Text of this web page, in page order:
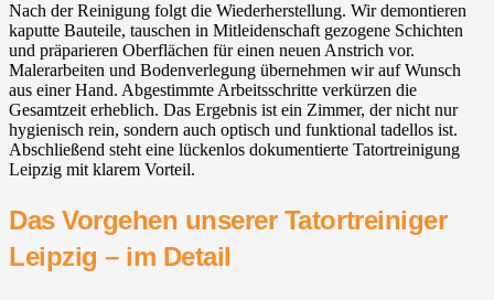
Nach der Reinigung folgt die Wiederherstellung. Wir demontieren
kaputte Bauteile, tauschen in Mitleidenschaft gezogene Schichten
und präparieren Oberflächen für einen neuen Anstrich vor.
Malerarbeiten und Bodenverlegung übernehmen wir auf Wunsch
aus einer Hand. Abgestimmte Arbeitsschritte verkürzen die
Gesamtzeit erheblich. Das Ergebnis ist ein Zimmer, der nicht nur
hygienisch rein, sondern auch optisch und funktional tadellos ist.
Abschließend steht eine lückenlos dokumentierte Tatortreinigung
Leipzig mit klarem Vorteil.
Das Vorgehen unserer Tatortreiniger
Leipzig – im Detail